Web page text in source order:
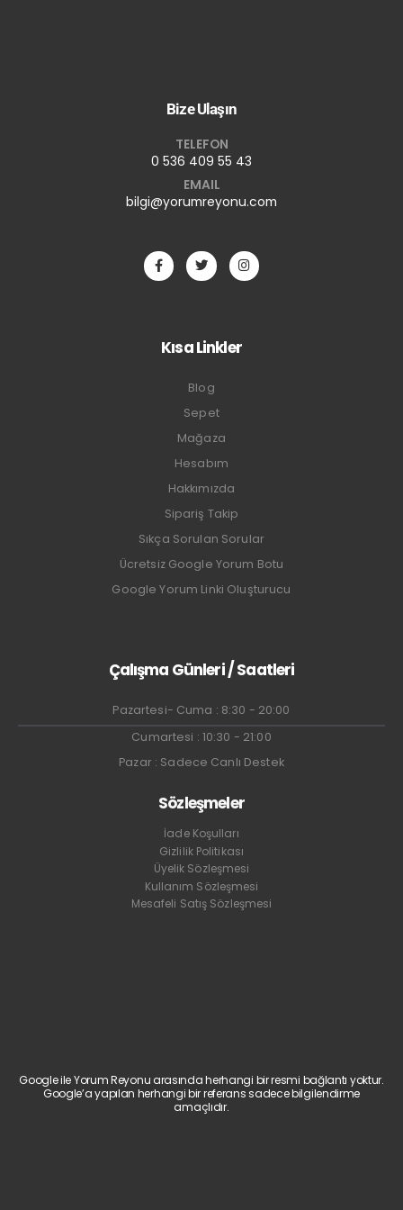
Bize Ulaşın
TELEFON
0 536 409 55 43
EMAIL
bilgi@yorumreyonu.com
Kısa Linkler
Blog
Sepet
Mağaza
Hesabım
Hakkımızda
Sipariş Takip
Sıkça Sorulan Sorular
Ücretsiz Google Yorum Botu
Google Yorum Linki Oluşturucu
Çalışma Günleri / Saatleri
Pazartesi- Cuma : 8:30 - 20:00
Cumartesi : 10:30 - 21:00
Pazar : Sadece Canlı Destek
Sözleşmeler
İade Koşulları
Gizlilik Politikası
Üyelik Sözleşmesi
Kullanım Sözleşmesi
Mesafeli Satış Sözleşmesi
Google ile Yorum Reyonu arasında herhangi bir resmi bağlantı yoktur.
Google’a yapılan herhangi bir referans sadece bilgilendirme
amaçlıdır.